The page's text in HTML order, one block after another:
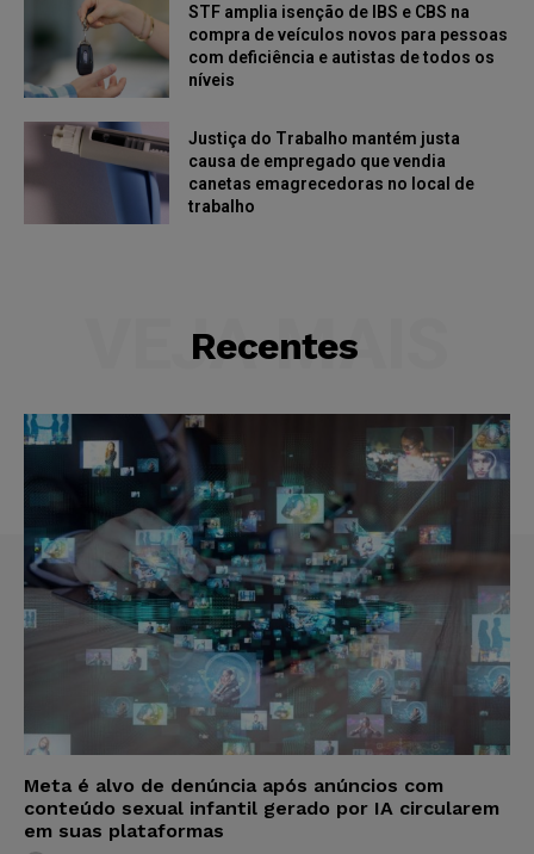
STF amplia isenção de IBS e CBS na
compra de veículos novos para pessoas
com deficiência e autistas de todos os
níveis
Justiça do Trabalho mantém justa
causa de empregado que vendia
canetas emagrecedoras no local de
trabalho
Recentes
VEJA MAIS
Meta é alvo de denúncia após anúncios com
conteúdo sexual infantil gerado por IA circularem
em suas plataformas